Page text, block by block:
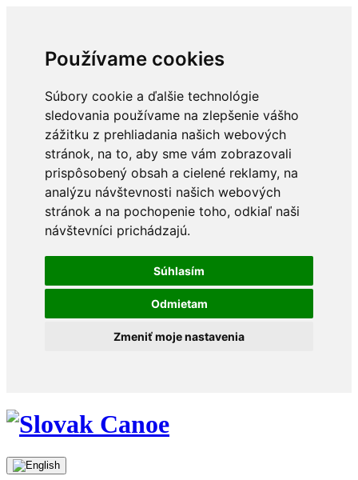
Používame cookies
Súbory cookie a ďalšie technológie
sledovania používame na zlepšenie vášho
zážitku z prehliadania našich webových
stránok, na to, aby sme vám zobrazovali
prispôsobený obsah a cielené reklamy, na
analýzu návštevnosti našich webových
stránok a na pochopenie toho, odkiaľ naši
návštevníci prichádzajú.
Súhlasím
Odmietam
Zmeniť moje nastavenia